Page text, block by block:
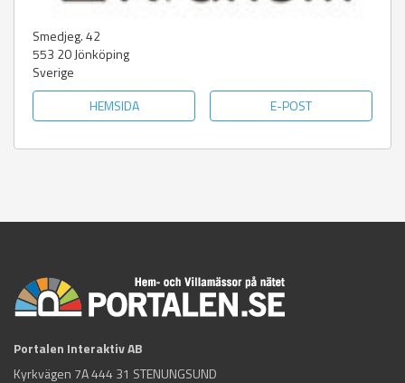
Smedjeg. 42
553 20Jönköping
Sverige
HEMSIDA
E-POST
Portalen Interaktiv AB
Kyrkvägen 7A 444 31 STENUNGSUND